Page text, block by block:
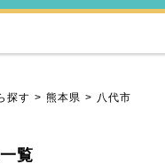
探す 熊本県 八代市
覧